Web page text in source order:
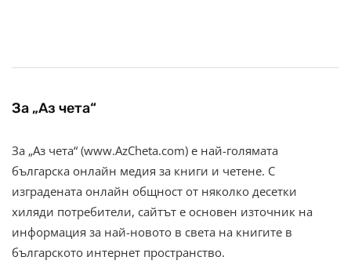
За „Аз чета“
За „Аз чета“ (www.AzCheta.com) е най-голямата
българска онлайн медия за книги и четене. С
изградената онлайн общност от няколко десетки
хиляди потребители, сайтът е основен източник на
информация за най-новото в света на книгите в
българското интернет пространство.